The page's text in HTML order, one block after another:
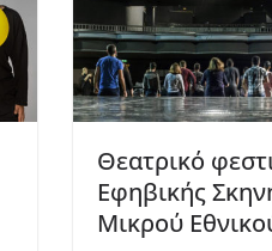
Θεατρικό
Εφηβικής
Μικρού